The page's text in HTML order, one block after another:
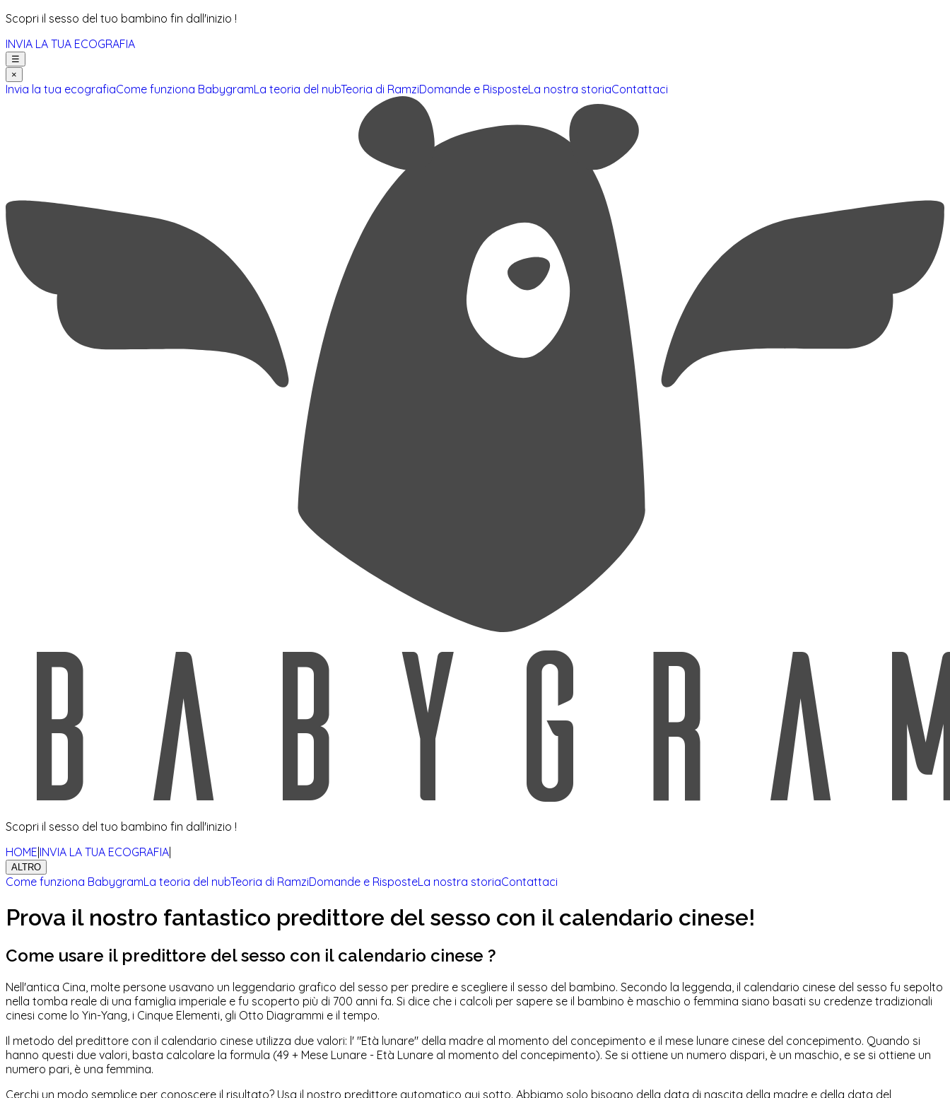
Scopri il sesso del tuo bambino fin dall'inizio !
INVIA LA TUA ECOGRAFIA
☰
×
Invia la tua ecografiaCome funziona BabygramLa teoria del nubTeoria di RamziDomande e RisposteLa nostra storiaContattaci
Scopri il sesso del tuo bambino fin dall'inizio !
HOME INVIA LA TUA ECOGRAFIA
ALTRO
Come funziona BabygramLa teoria del nubTeoria di RamziDomande e RisposteLa nostra storiaContattaci
Prova il nostro fantastico predittore del sesso con il calendario cinese!
Come usare il predittore del sesso con il calendario cinese ?
Nell'antica Cina, molte persone usavano un leggendario grafico del sesso per predire e scegliere il sesso del bambino. Secondo la leggenda, il calendario cinese del sesso fu sepolto
nella tomba reale di una famiglia imperiale e fu scoperto più di 700 anni fa. Si dice che i calcoli per sapere se il bambino è maschio o femmina siano basati su credenze tradizionali
cinesi come lo Yin-Yang, i Cinque Elementi, gli Otto Diagrammi e il tempo.
Il metodo del predittore con il calendario cinese utilizza due valori: l' "Età lunare" della madre al momento del concepimento e il mese lunare cinese del concepimento. Quando si
hanno questi due valori, basta calcolare la formula (49 + Mese Lunare - Età Lunare al momento del concepimento). Se si ottiene un numero dispari, è un maschio, e se si ottiene un
numero pari, è una femmina.
Cerchi un modo semplice per conoscere il risultato? Usa il nostro predittore automatico qui sotto. Abbiamo solo bisogno della data di nascita della madre e della data del